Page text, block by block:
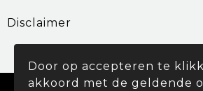
Disclaimer
Door op accepteren te
akkoord met de geldende